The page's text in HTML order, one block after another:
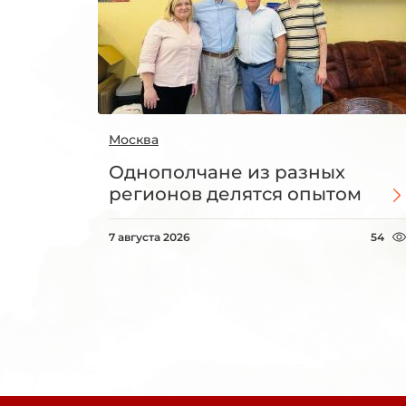
Москва
Однополчане из разных
регионов делятся опытом
7 августа 2026 54